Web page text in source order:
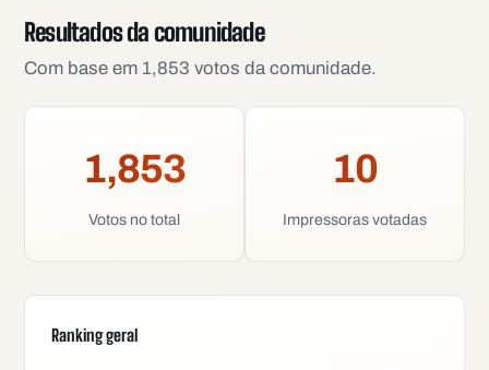
Resultados da comunidade
Com base em 1,853 votos da comunidade.
1,853
Votos no total
10
Impressoras votadas
Ranking geral